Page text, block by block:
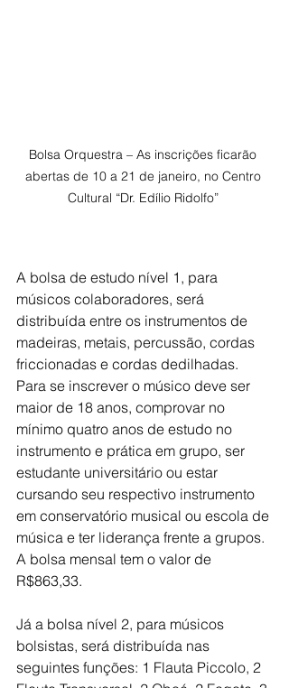
Bolsa Orquestra – As inscrições ficarão
abertas de 10 a 21 de janeiro, no Centro
Cultural “Dr. Edílio Ridolfo”
A bolsa de estudo nível 1, para
músicos colaboradores, será
distribuída entre os instrumentos de
madeiras, metais, percussão, cordas
friccionadas e cordas dedilhadas.
Para se inscrever o músico deve ser
maior de 18 anos, comprovar no
mínimo quatro anos de estudo no
instrumento e prática em grupo, ser
estudante universitário ou estar
cursando seu respectivo instrumento
em conservatório musical ou escola de
música e ter liderança frente a grupos.
A bolsa mensal tem o valor de
R$863,33.
Já a bolsa nível 2, para músicos
bolsistas, será distribuída nas
seguintes funções: 1 Flauta Piccolo, 2